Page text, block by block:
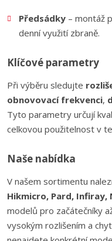
Předsádky– montáž
denní využití zbraně.
Klíčové parametry
Při výběru sledujte
obnovovací frekvenci,
Tyto parametry určují
celkovou použitelnost v
Naše nabídka
V našem sortimentu
Hikmicro, Pard, Infiray,
modelů pro začátečníky
vysokým rozlišením a